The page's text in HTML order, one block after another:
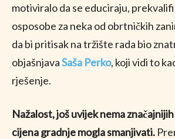
motiviralo da se educiraju,
osposobe za neka od obrtničkih
da bi pritisak na tržište rada bio
objašnjavaSaša Perko, koji vidi to
rješenje.
Nažalost, još uvijek nema
cijena gradnje mogla smanjivati.